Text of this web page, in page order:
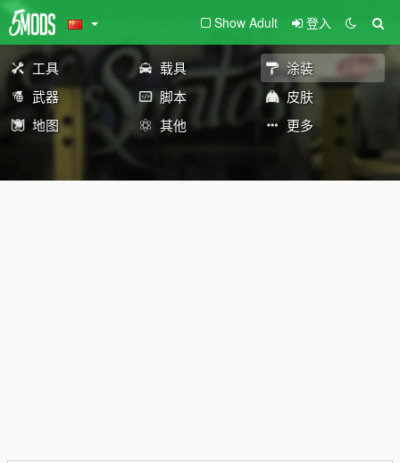
Show Adult 登入
工具 载具
涂装
武器
脚本
皮肤
地图
其他 更多